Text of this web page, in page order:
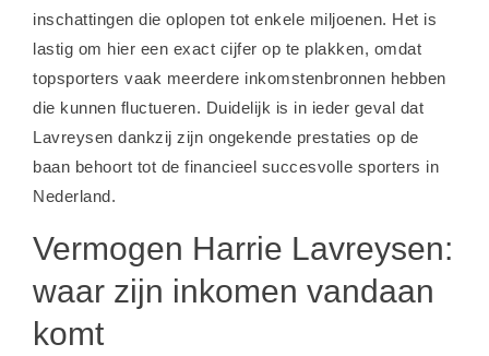
inschattingen die oplopen tot enkele miljoenen. Het is
lastig om hier een exact cijfer op te plakken, omdat
topsporters vaak meerdere inkomstenbronnen hebben
die kunnen fluctueren. Duidelijk is in ieder geval dat
Lavreysen dankzij zijn ongekende prestaties op de
baan behoort tot de financieel succesvolle sporters in
Nederland.
Vermogen Harrie Lavreysen:
waar zijn inkomen vandaan
komt